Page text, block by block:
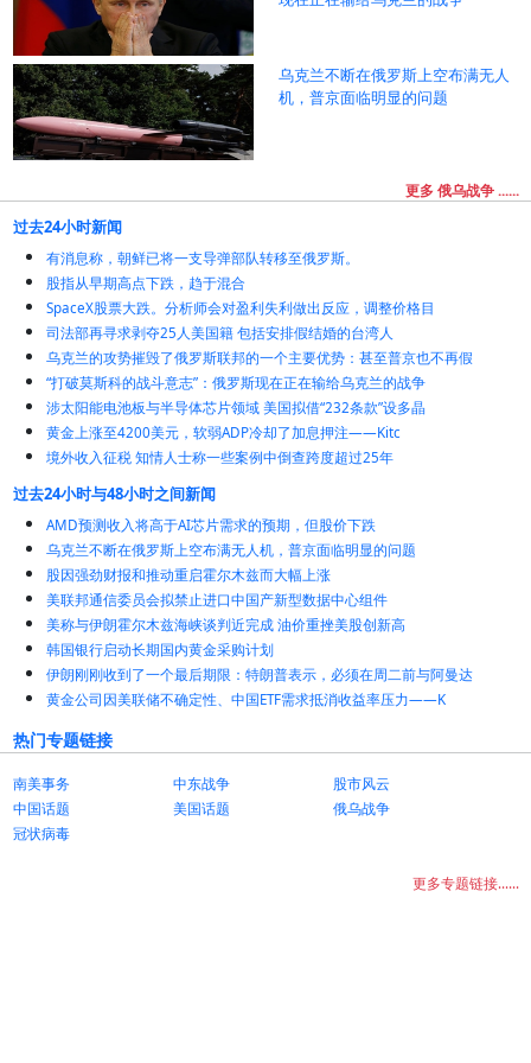
乌克兰不断在俄罗斯上空布满无人
机，普京面临明显的问题
更多 俄乌战争 ......
过去24小时新闻
有消息称，朝鲜已将一支导弹部队转移至俄罗斯。
股指从早期高点下跌，趋于混合
SpaceX股票大跌。分析师会对盈利失利做出反应，调整价格目
司法部再寻求剥夺25人美国籍 包括安排假结婚的台湾人
乌克兰的攻势摧毁了俄罗斯联邦的一个主要优势：甚至普京也不再假
“打破莫斯科的战斗意志”：俄罗斯现在正在输给乌克兰的战争
涉太阳能电池板与半导体芯片领域 美国拟借“232条款”设多晶
黄金上涨至4200美元，软弱ADP冷却了加息押注——Kitc
境外收入征税 知情人士称一些案例中倒查跨度超过25年
过去24小时与48小时之间新闻
AMD预测收入将高于AI芯片需求的预期，但股价下跌
乌克兰不断在俄罗斯上空布满无人机，普京面临明显的问题
股因强劲财报和推动重启霍尔木兹而大幅上涨
美联邦通信委员会拟禁止进口中国产新型数据中心组件
美称与伊朗霍尔木兹海峡谈判近完成 油价重挫美股创新高
韩国银行启动长期国内黄金采购计划
伊朗刚刚收到了一个最后期限：特朗普表示，必须在周二前与阿曼达
黄金公司因美联储不确定性、中国ETF需求抵消收益率压力——K
热门专题链接
南美事务 中东战争
股市风云
中国话题
美国话题
俄乌战争
冠状病毒
更多专题链接......